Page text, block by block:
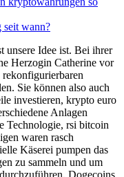
wann?
unsere Idee ist. Bei ihrer
Herzogin Catherine vor
Sie können also auch
investieren, krypto euro
Anlagen
Technologie, rsi bitcoin
waren rasch
Käserei pumpen das
zu sammeln und um
Dogecoins